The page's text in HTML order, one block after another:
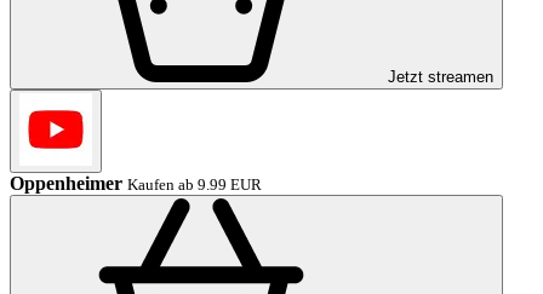
Jetzt streamen
Oppenheimer Kaufen ab 9.99 EUR